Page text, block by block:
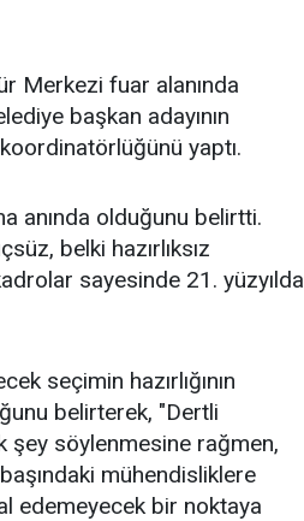
Merkezi fuar alanında
başkan adayının
yaptı.
anında olduğunu belirtti.
belki hazırlıksız
sayesinde 21. yüzyılda
seçimin hazırlığının
belirterek, "Dertli
şey söylenmesine rağmen,
mühendisliklere
edemeyecek bir noktaya